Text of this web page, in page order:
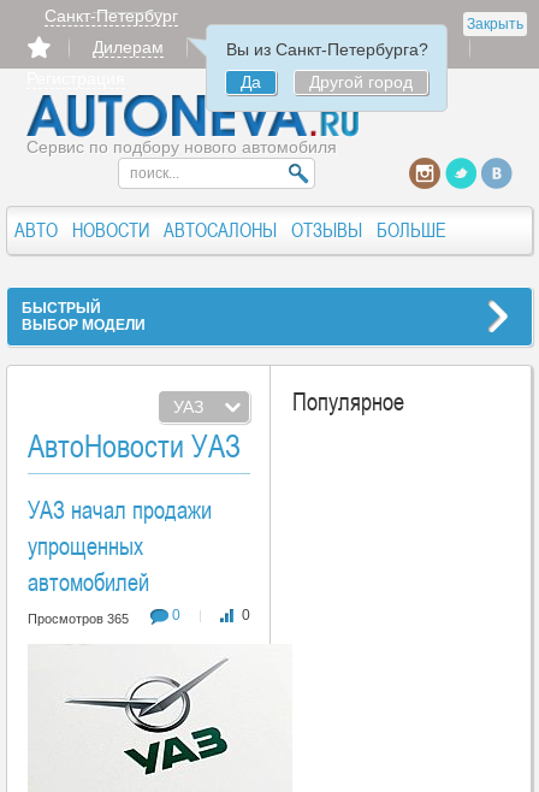
Закрыть
Санкт-Петербург
Вы из Санкт-Петербурга?
Да
Другой город
Дилерам Продать
Авторизация
Сервис по подбору нового автомобиля
АВТО НОВОСТИ АВТОСАЛОНЫ ОТЗЫВЫ БОЛЬШЕ
БЫСТРЫЙ
ВЫБОР МОДЕЛИ
Популярное
УАЗ
АвтоНовости УАЗ
УАЗ начал продажи
упрощенных
автомобилей
0 | 0
Просмотров 365